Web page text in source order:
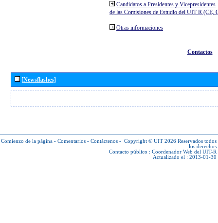
Candidatos a Presidentes y Vicepresidentes
de las Comisiones de Estudio del UIT R (CE,
Otras informaciones
Contactos
[Newsflashes]
Comienzo de la página - Comentarios - Contáctenos - Copyright © UIT 2026 Reservados todos
los derechos
Contacto público : Coordenador Web del UIT-R
Actualizado el : 2013-01-30